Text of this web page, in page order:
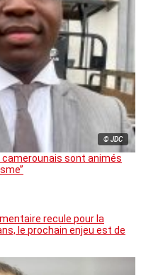
© JDC
camerounais sont animés
recule pour la
le prochain enjeu est de